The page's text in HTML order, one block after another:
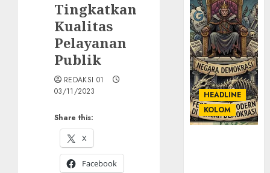
Tingkatkan
Kualitas
Pelayanan
Publik
Share this:
X
Facebook
REDAKSI 01
03/11/2023
HEADLINE
KOLOM